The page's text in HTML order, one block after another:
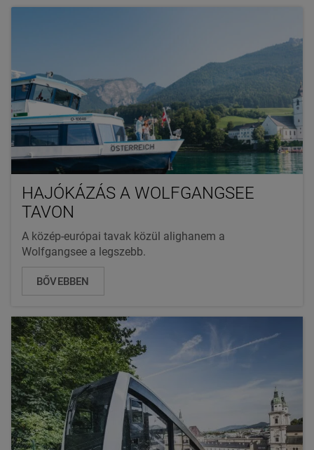
HAJÓKÁZÁS A WOLFGANGSEE
TAVON
A közép-európai tavak közül alighanem a
Wolfgangsee a legszebb.
BŐVEBBEN